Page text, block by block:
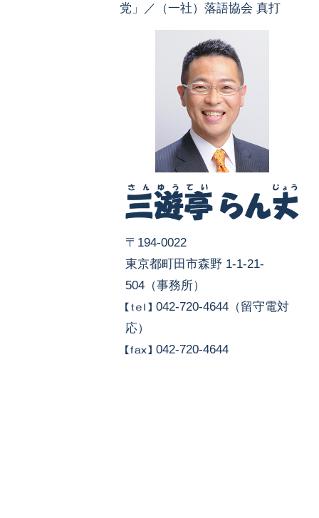
党」／（一社）落語協会 真打
〒194-0022
東京都町田市森野 1-1-21-
504（事務所）
042-720-4644（留守電対
応）
042-720-4644